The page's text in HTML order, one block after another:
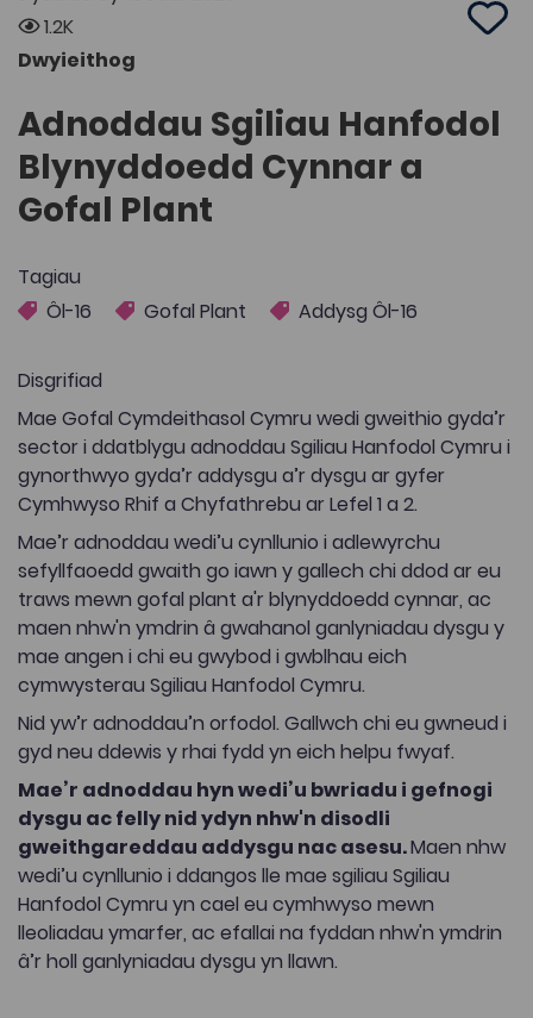
1.2K
Dwyieithog
Add
Adnoddau Sgiliau Hanfodol
Blynyddoedd Cynnar a
Gofal Plant
Tagiau
Ôl-16
Gofal Plant Addysg Ôl-16
Disgrifiad
Mae Gofal Cymdeithasol Cymru wedi gweithio gyda’r
sector i ddatblygu adnoddau Sgiliau Hanfodol Cymru i
gynorthwyo gyda’r addysgu a’r dysgu ar gyfer
Cymhwyso Rhif a Chyfathrebu ar Lefel 1 a 2.
Mae’r adnoddau wedi’u cynllunio i adlewyrchu
sefyllfaoedd gwaith go iawn y gallech chi ddod ar eu
traws mewn gofal plant a'r blynyddoedd cynnar, ac
maen nhw'n ymdrin â gwahanol ganlyniadau dysgu y
mae angen i chi eu gwybod i gwblhau eich
cymwysterau Sgiliau Hanfodol Cymru.
Nid yw’r adnoddau’n orfodol. Gallwch chi eu gwneud i
gyd neu ddewis y rhai fydd yn eich helpu fwyaf.
Mae’r adnoddau hyn wedi’u bwriadu i gefnogi
dysgu ac felly nid ydyn nhw'n disodli
gweithgareddau addysgu nac asesu.Maen nhw
wedi’u cynllunio i ddangos lle mae sgiliau Sgiliau
Hanfodol Cymru yn cael eu cymhwyso mewn
lleoliadau ymarfer, ac efallai na fyddan nhw'n ymdrin
â’r holl ganlyniadau dysgu yn llawn.